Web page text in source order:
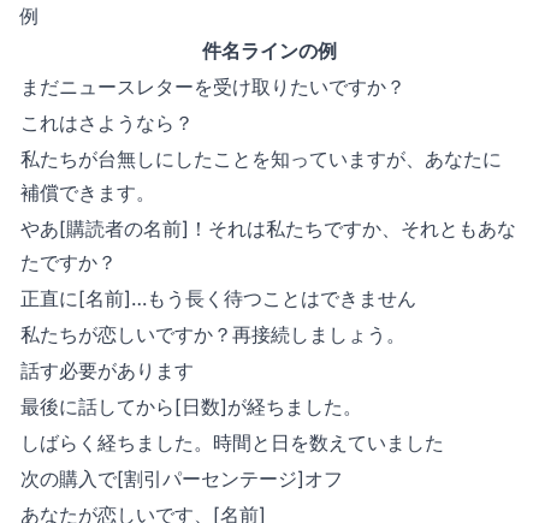
例
件名ラインの例
まだニュースレターを受け取りたいですか？
これはさようなら？
私たちが台無しにしたことを知っていますが、あなたに
補償できます。
やあ[購読者の名前]！それは私たちですか、それともあな
たですか？
正直に[名前]…もう長く待つことはできません
私たちが恋しいですか？再接続しましょう。
話す必要があります
最後に話してから[日数]が経ちました。
しばらく経ちました。時間と日を数えていました
次の購入で[割引パーセンテージ]オフ
あなたが恋しいです、[名前]